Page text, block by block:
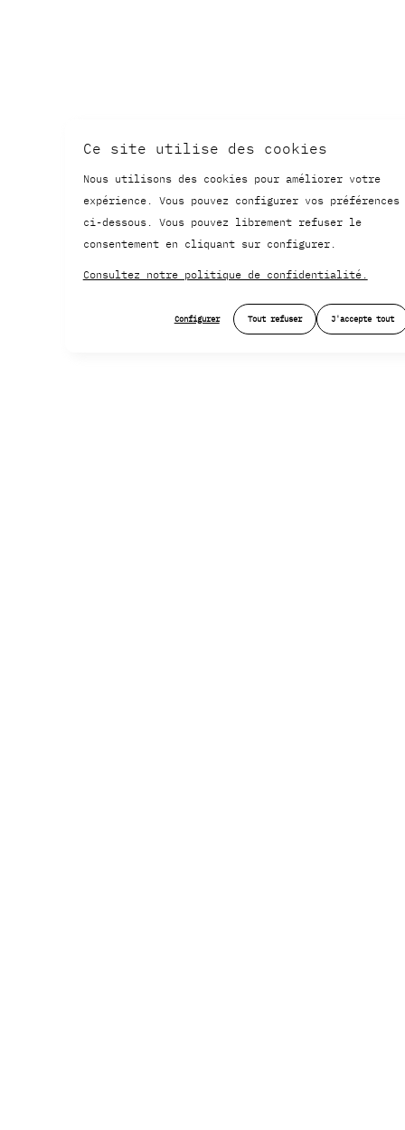
Ce site utilise des cookies
Nous utilisons des cookies pour améliorer votre
expérience. Vous pouvez configurer vos préférences
ci-dessous. Vous pouvez librement refuser le
consentement en cliquant sur configurer.
Consultez notre politique de confidentialité.
Configurer Tout refuser J'accepte tout